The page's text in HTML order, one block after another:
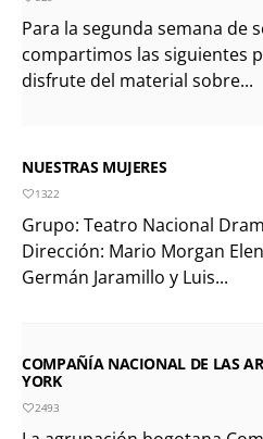
Para la segunda semana de
compartimos las siguientes
disfrute del material sobre...
NUESTRAS MUJERES
1322
Grupo: Teatro Nacional
Dirección: Mario Morgan
Germán Jaramillo y Luis...
COMPAÑÍA NACIONAL DE LAS
YORK
2493